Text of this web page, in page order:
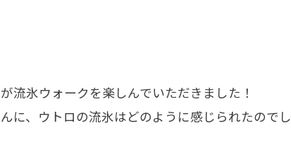
流氷ウォークを楽しんでいただきました！
に、ウトロの流氷はどのように感じられたのでし